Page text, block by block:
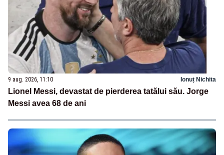
9 aug. 2026, 11:10 Ionuț Nichita
Lionel Messi, devastat de pierderea tatălui său. Jorge
Messi avea 68 de ani